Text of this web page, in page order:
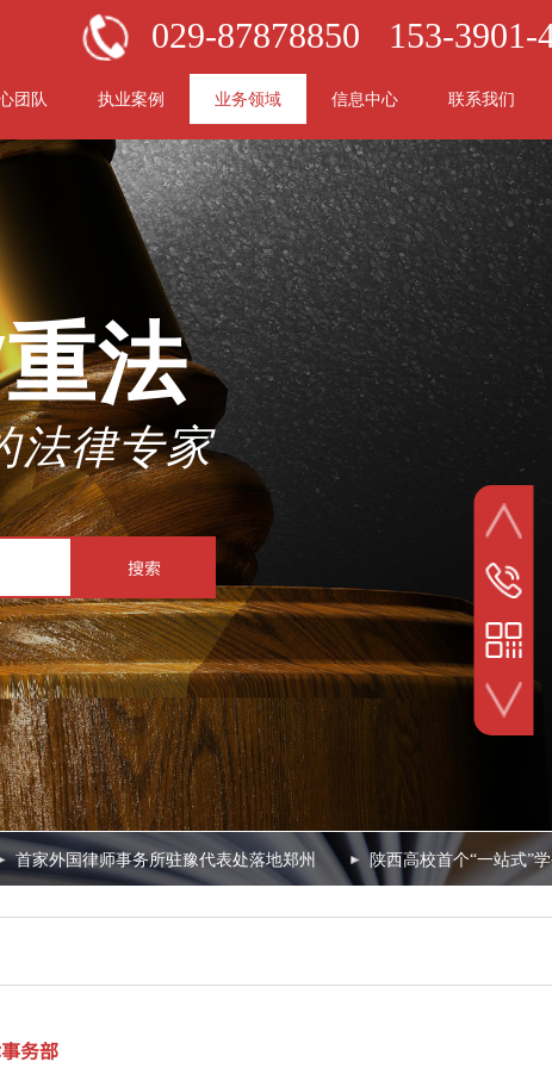
法
法律专家
搜索
家外国律师事务所驻豫代表处落地郑州 陕西高校首个“一站式”学
务部
029-87878850 153-3901-
团队 执业案例 业务领域 信息中心 联系我们
24小时